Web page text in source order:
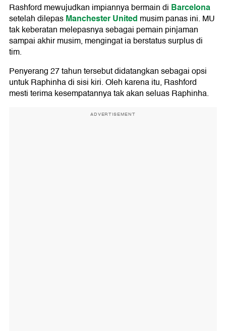
Rashford mewujudkan impiannya bermain di Barcelona
setelah dilepasManchester United musim panas ini. MU
tak keberatan melepasnya sebagai pemain pinjaman
sampai akhir musim, mengingat ia berstatus surplus di
tim.
Penyerang 27 tahun tersebut didatangkan sebagai opsi
untuk Raphinha di sisi kiri. Oleh karena itu, Rashford
mesti terima kesempatannya tak akan seluas Raphinha.
ADVERTISEMENT